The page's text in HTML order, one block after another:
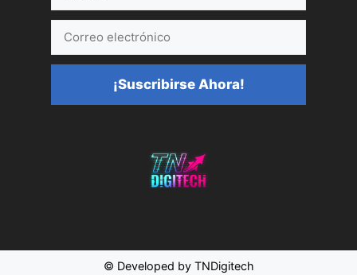
electrónico
¡Suscribirse Ahora!